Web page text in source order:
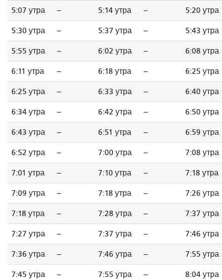
5:07 утра -- 5:14 утра -- 5:20 утра
5:30 утра -- 5:37 утра -- 5:43 утра
5:55 утра -- 6:02 утра -- 6:08 утра
6:11 утра -- 6:18 утра -- 6:25 утра
6:25 утра -- 6:33 утра -- 6:40 утра
6:34 утра -- 6:42 утра -- 6:50 утра
6:43 утра -- 6:51 утра -- 6:59 утра
6:52 утра -- 7:00 утра -- 7:08 утра
7:01 утра -- 7:10 утра -- 7:18 утра
7:09 утра -- 7:18 утра -- 7:26 утра
7:18 утра -- 7:28 утра -- 7:37 утра
7:27 утра -- 7:37 утра -- 7:46 утра
7:36 утра -- 7:46 утра -- 7:55 утра
7:45 утра -- 7:55 утра -- 8:04 утра